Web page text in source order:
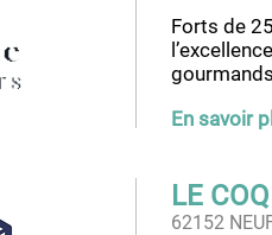
Forts de
En savoir
LE
62152